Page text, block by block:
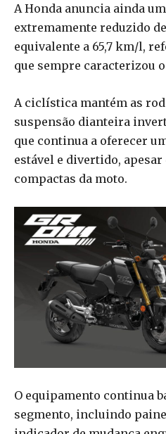
A Honda anuncia ainda
extremamente reduzido
equivalente a 65,7 km/l,
que sempre caracterizou
A ciclística mantém as
suspensão dianteira
que continua a oferecer
estável e divertido, apesar
compactas da moto.
O equipamento continua
segmento, incluindo